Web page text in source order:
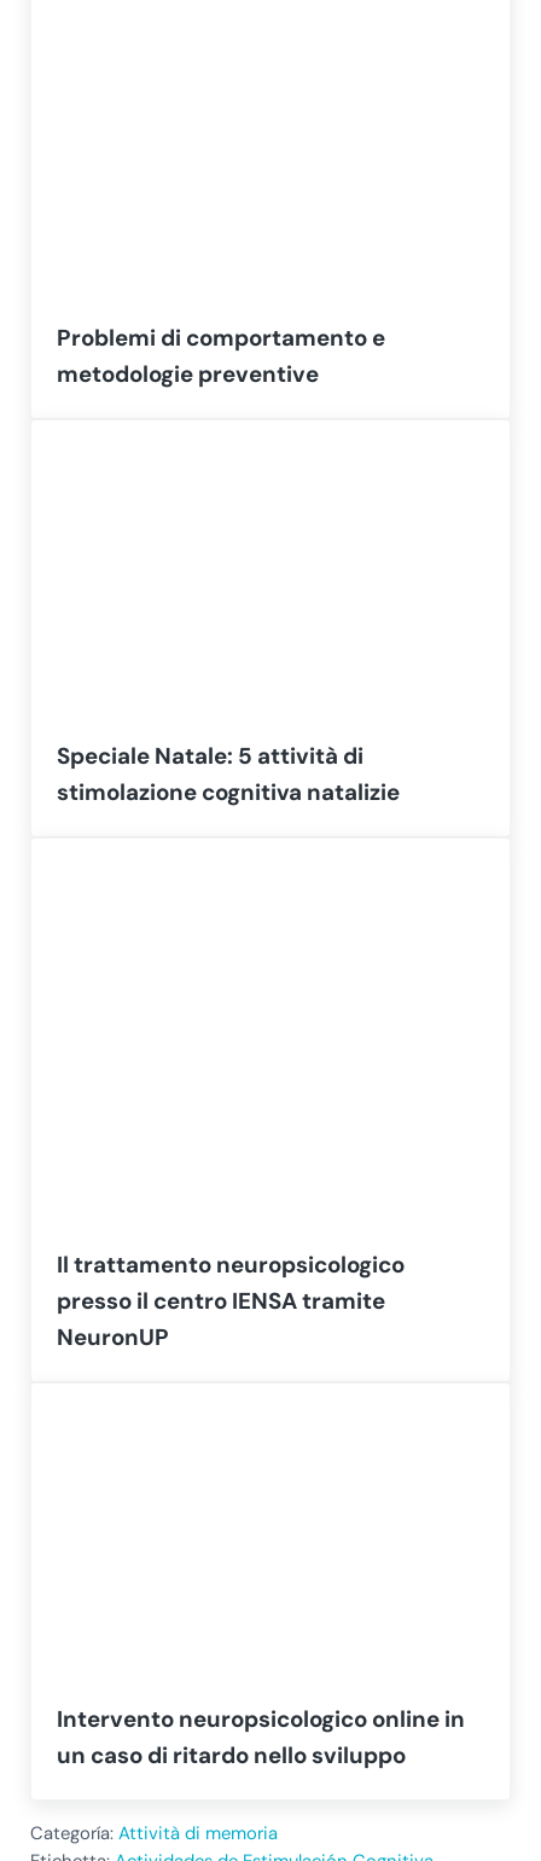
Problemi di comportamento e
metodologie preventive
Speciale Natale: 5 attività di
stimolazione cognitiva natalizie
Il trattamento neuropsicologico
presso il centro IENSA tramite
NeuronUP
Intervento neuropsicologico online in
un caso di ritardo nello sviluppo
Categoría: Attività di memoria